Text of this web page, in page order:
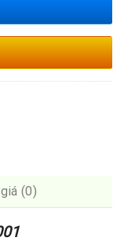
(0)